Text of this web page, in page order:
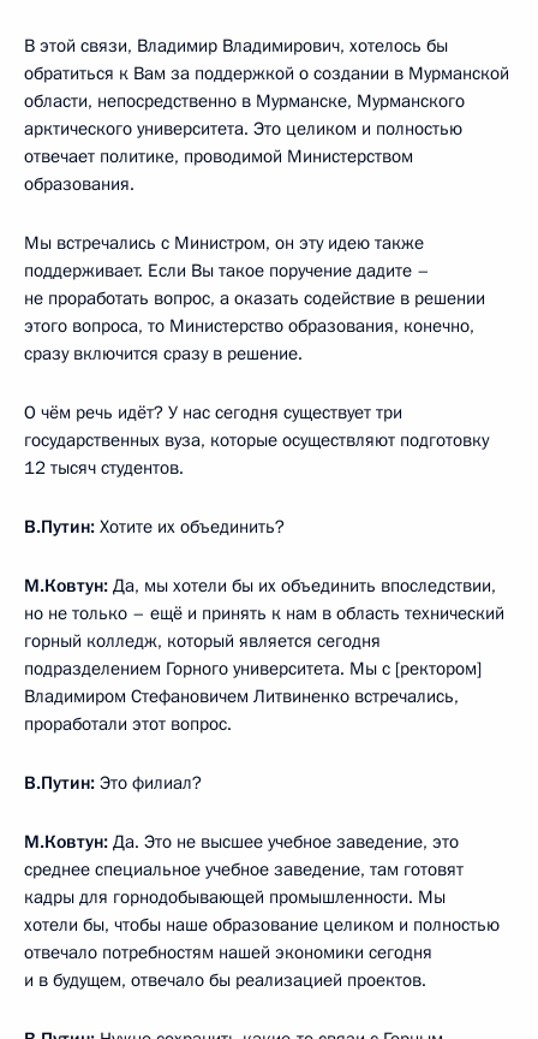
В этой связи, Владимир Владимирович, хотелось бы
обратиться к Вам за поддержкой о создании в Мурманской
области, непосредственно в Мурманске, Мурманского
арктического университета. Это целиком и полностью
отвечает политике, проводимой Министерством
образования.
Мы встречались с Министром, он эту идею также
поддерживает. Если Вы такое поручение дадите –
не проработать вопрос, а оказать содействие в решении
этого вопроса, то Министерство образования, конечно,
сразу включится сразу в решение.
О чём речь идёт? У нас сегодня существует три
государственных вуза, которые осуществляют подготовку
12 тысяч студентов.
В.Путин: Хотите их объединить?
М.Ковтун: Да, мы хотели бы их объединить впоследствии,
но не только – ещё и принять к нам в область технический
горный колледж, который является сегодня
подразделением Горного университета. Мы с [ректором]
Владимиром Стефановичем Литвиненко встречались,
проработали этот вопрос.
В.Путин: Это филиал?
М.Ковтун: Да. Это не высшее учебное заведение, это
среднее специальное учебное заведение, там готовят
кадры для горнодобывающей промышленности. Мы
хотели бы, чтобы наше образование целиком и полностью
отвечало потребностям нашей экономики сегодня
и в будущем, отвечало бы реализацией проектов.